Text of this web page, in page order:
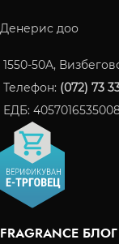
Денерис доо
1550-50A,
Телефон: (072) 73
ЕДБ:
FRAGRANCE БЛОГ